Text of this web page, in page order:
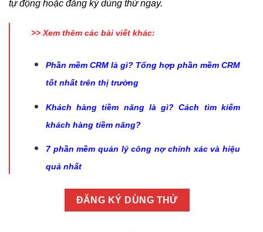
tự động hoặc đăng ký dùng thử ngay.
>> Xem thêm các bài viết khác:
Phần mềm CRM là gì? Tổng hợp phần mềm CRM
tốt nhất trên thị trường
Khách hàng tiềm năng là gì? Cách tìm kiếm
khách hàng tiềm năng?
7 phần mềm quản lý công nợ chính xác và hiệu
quả nhất
ĐĂNG KÝ DÙNG THỬ